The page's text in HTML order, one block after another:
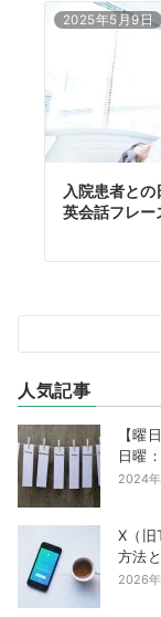
2025年5月9日
入院患者と
英会話フレー
人気記事
【曜
日曜
2024
X（
方法
2026年